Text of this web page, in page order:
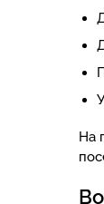
На